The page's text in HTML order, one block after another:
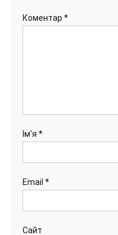
Коментар *
Ім'я *
Email *
Сайт